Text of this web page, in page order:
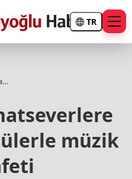
TR
müzik